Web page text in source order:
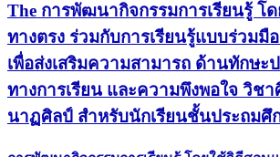
The การพัฒนากิจกรรมการเรียนรู้ โ
ทางตรง ร่วมกับการเรียนรู้แบบร่วมมื
เพื่อส่งเสริมความสามารถ ด้านทักษ
ทางการเรียน และความพึงพอใจ วิชา
นาฏศิลป์ สำหรับนักเรียนชั้นประถมศึ